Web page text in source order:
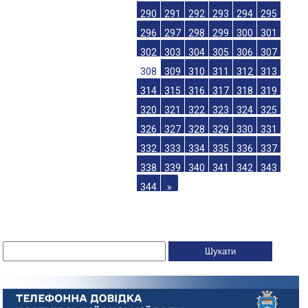
290
291 292 293 294
295
296
297 298 299 300
301
302
303 304 305 306
307
308
309 310 311 312
313
314
315 316 317 318
319
320
321 322 323 324
325
326
327 328 329 330
331
332
333 334 335 336
337
338
339 340 341 342
343
344
»